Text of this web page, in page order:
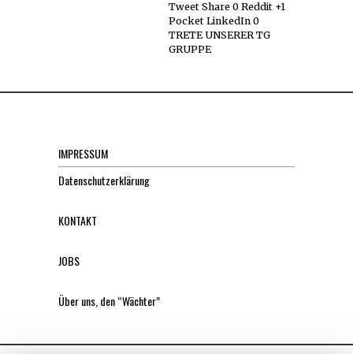
Tweet Share 0 Reddit +1
Pocket LinkedIn 0
TRETE UNSERER TG
GRUPPE
IMPRESSUM
Datenschutzerklärung
KONTAKT
JOBS
Über uns, den “Wächter”